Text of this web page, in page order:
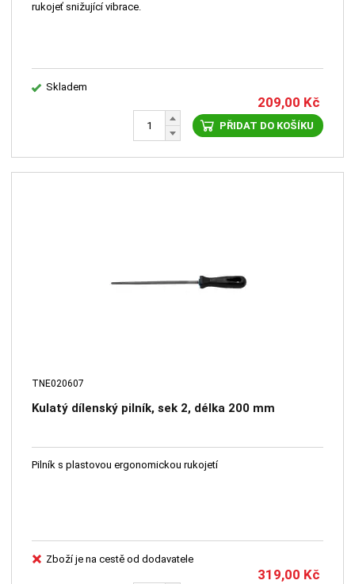
rukojeť snižující vibrace.
Skladem
209,00 Kč
PŘIDAT DO KOŠÍKU
TNE020607
Kulatý dílenský pilník, sek 2, délka 200 mm
Pilník s plastovou ergonomickou rukojetí
Zboží je na cestě od dodavatele
319,00 Kč